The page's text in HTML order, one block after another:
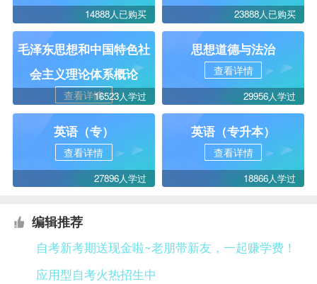
14888人已购买 23888人已购买
毛泽东思想和中国特色社
会主义理论体系概论
查看详情16523人学过
思想道德与法治
查看详情
29956人学过
英语（专）
查看详情
27896人学过
英语（专升本）
查看详情
18866人学过
编辑推荐
自考新考期送现金啦~老朋带新友，一起赚学费！
应用型自考火热招生中